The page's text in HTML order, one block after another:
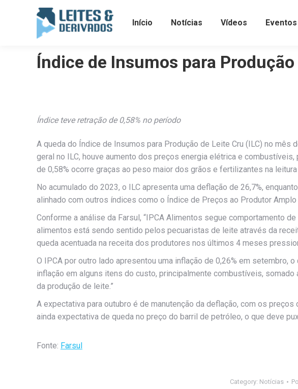
Início Notícias Vídeos Eventos
Índice de Insumos para
Índice teve retração de 0,58% no período
A queda do Índice de Insumos para Produção de Leite Cru (ILC) no
geral no ILC, houve aumento dos preços energia elétrica e
de 0,58% ocorre graças ao peso maior dos grãos e fertilizantes na
No acumulado do 2023, o ILC apresenta uma deflação de 26,7%,
alinhado com outros índices como o Índice de Preços ao Produtor
Conforme a análise da Farsul, “IPCA Alimentos segue comportamento
alimentos está sendo sentido pelos pecuaristas de leite através da
queda acentuada na receita dos produtores nos últimos 4 meses
O IPCA por outro lado apresentou uma inflação de 0,26% em setembro,
inflação em alguns itens do custo, principalmente combustíveis,
da produção de leite.”
A expectativa para outubro é de manutenção da deflação, com os
ainda expectativa de queda no preço do barril de petróleo, o que deve
Fonte: Farsul
Category: Notícias